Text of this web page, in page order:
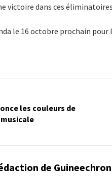
victoire dans ces
le 16 octobre prochain pour
les couleurs de
musicale
de